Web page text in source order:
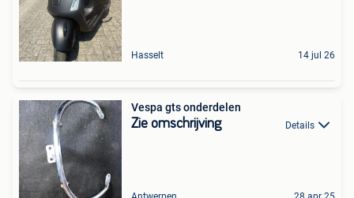
Hasselt 14 jul 26
Vespa gts onderdelen
Zie omschrijving Details